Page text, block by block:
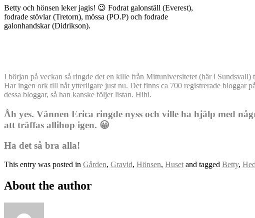
Betty och hönsen leker jagis! 😉 Fodrat galonställ (Everest),
fodrade stövlar (Tretorn), mössa (PO.P) och fodrade
galonhandskar (Didrikson).
I början på veckan så ringde det en kille från Mittuniversitetet (här i
Har ingen ork till nåt ytterligare just nu. Det finns ca 700 registrerade bloggar
dessa bloggar, så han kanske följer listan. Hihi.
Åh yes. Vännen Erica ringde nyss och ville ha hjälp med
att träffas allihop igen. 😀
Ha det så bra alla!
This entry was posted in Gården, Gravid, Hönsen, Huset and tagged Betty,
About the author